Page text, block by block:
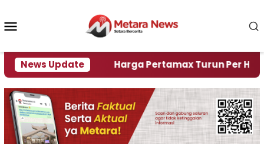
konten
News Update
Krisi Air Harga Pertamax Turun Per Hari Ini,